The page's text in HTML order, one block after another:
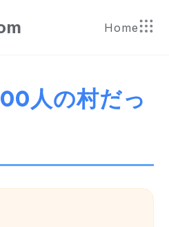
Home
人の村だっ